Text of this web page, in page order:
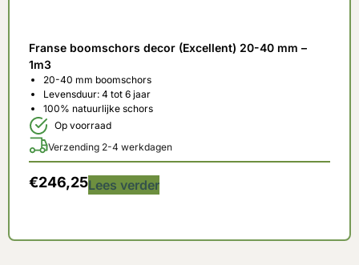
Franse boomschors decor (Excellent) 20-40 mm –
1m3
20-40 mm boomschors
Levensduur: 4 tot 6 jaar
100% natuurlijke schors
Op voorraad
Verzending 2-4 werkdagen
€246,25Lees verder